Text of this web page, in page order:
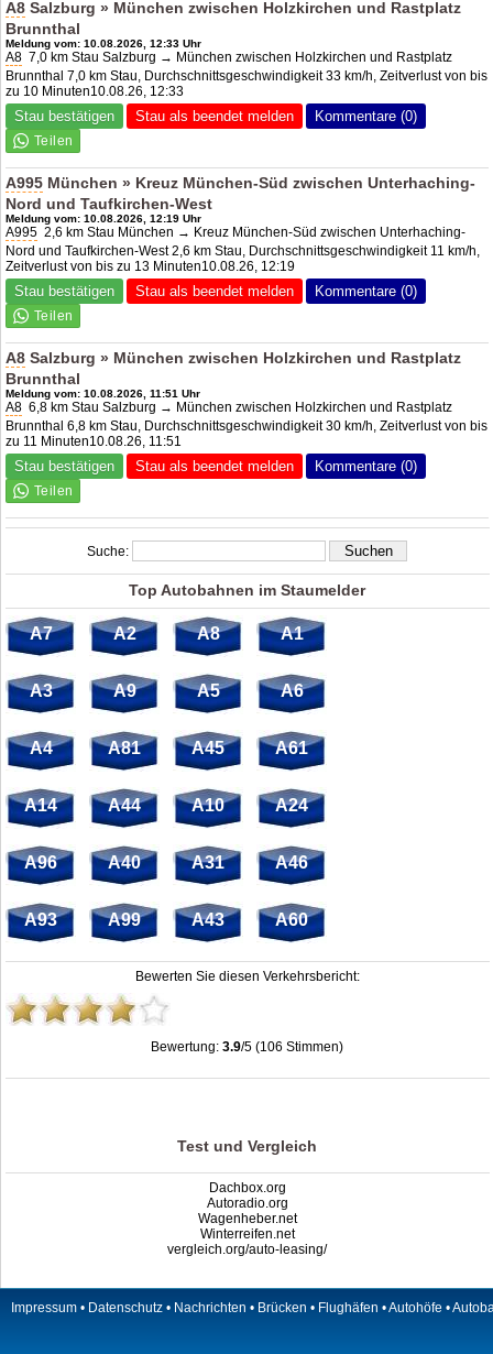
A8 Salzburg » München zwischen Holzkirchen und Rastplatz
Brunnthal
Meldung vom: 10.08.2026, 12:33 Uhr
A8 7,0 km Stau Salzburg → München zwischen Holzkirchen und Rastplatz
Brunnthal 7,0 km Stau, Durchschnittsgeschwindigkeit 33 km/h, Zeitverlust von bis
zu 10 Minuten10.08.26, 12:33
Stau bestätigen Stau als beendet melden Kommentare (0)
A995 München » Kreuz München-Süd zwischen Unterhaching-
Nord und Taufkirchen-West
Meldung vom: 10.08.2026, 12:19 Uhr
A995 2,6 km Stau München → Kreuz München-Süd zwischen Unterhaching-
Nord und Taufkirchen-West 2,6 km Stau, Durchschnittsgeschwindigkeit 11 km/h,
Zeitverlust von bis zu 13 Minuten10.08.26, 12:19
Stau bestätigen Stau als beendet melden Kommentare (0)
A8 Salzburg » München zwischen Holzkirchen und Rastplatz
Brunnthal
Meldung vom: 10.08.2026, 11:51 Uhr
A8 6,8 km Stau Salzburg → München zwischen Holzkirchen und Rastplatz
Brunnthal 6,8 km Stau, Durchschnittsgeschwindigkeit 30 km/h, Zeitverlust von bis
zu 11 Minuten10.08.26, 11:51
Stau bestätigen Stau als beendet melden Kommentare (0)
Suche:
Top Autobahnen im Staumelder
A7 A2 A8 A1
A3 A9 A5 A6
A4 A81 A45 A61
A14 A44 A10 A24
A96 A40 A31 A46
A93 A99 A43 A60
Bewerten Sie diesen Verkehrsbericht:
Bewertung:3.9/5 (106 Stimmen)
Kreuz München-Süd: Stau, Unfälle, Sperrung & Baustellen ,3.9out of5based
Test und Vergleich
Dachbox.org
Autoradio.org
Wagenheber.net
Winterreifen.net
vergleich.org/auto-leasing/
Impressum • Datenschutz • Nachrichten • Brücken • Flughäfen •Autohöfe •